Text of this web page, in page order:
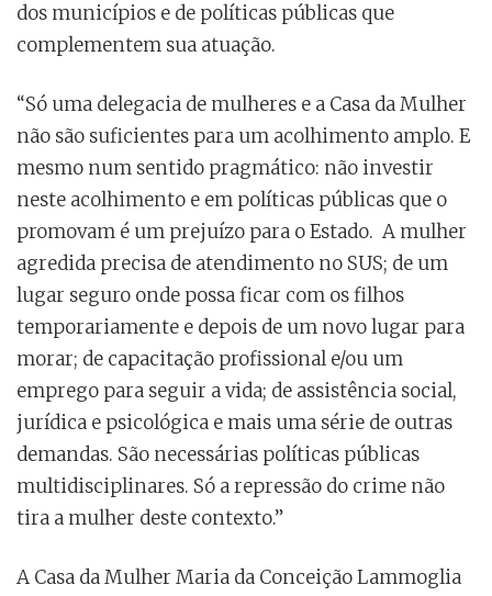
dos municípios e de políticas públicas que
complementem sua atuação.
“Só uma delegacia de mulheres e a Casa da Mulher
não são suficientes para um acolhimento amplo. E
mesmo num sentido pragmático: não investir
neste acolhimento e em políticas públicas que o
promovam é um prejuízo para o Estado. A mulher
agredida precisa de atendimento no SUS; de um
lugar seguro onde possa ficar com os filhos
temporariamente e depois de um novo lugar para
morar; de capacitação profissional e/ou um
emprego para seguir a vida; de assistência social,
jurídica e psicológica e mais uma série de outras
demandas. São necessárias políticas públicas
multidisciplinares. Só a repressão do crime não
tira a mulher deste contexto.”
A Casa da Mulher Maria da Conceição Lammoglia